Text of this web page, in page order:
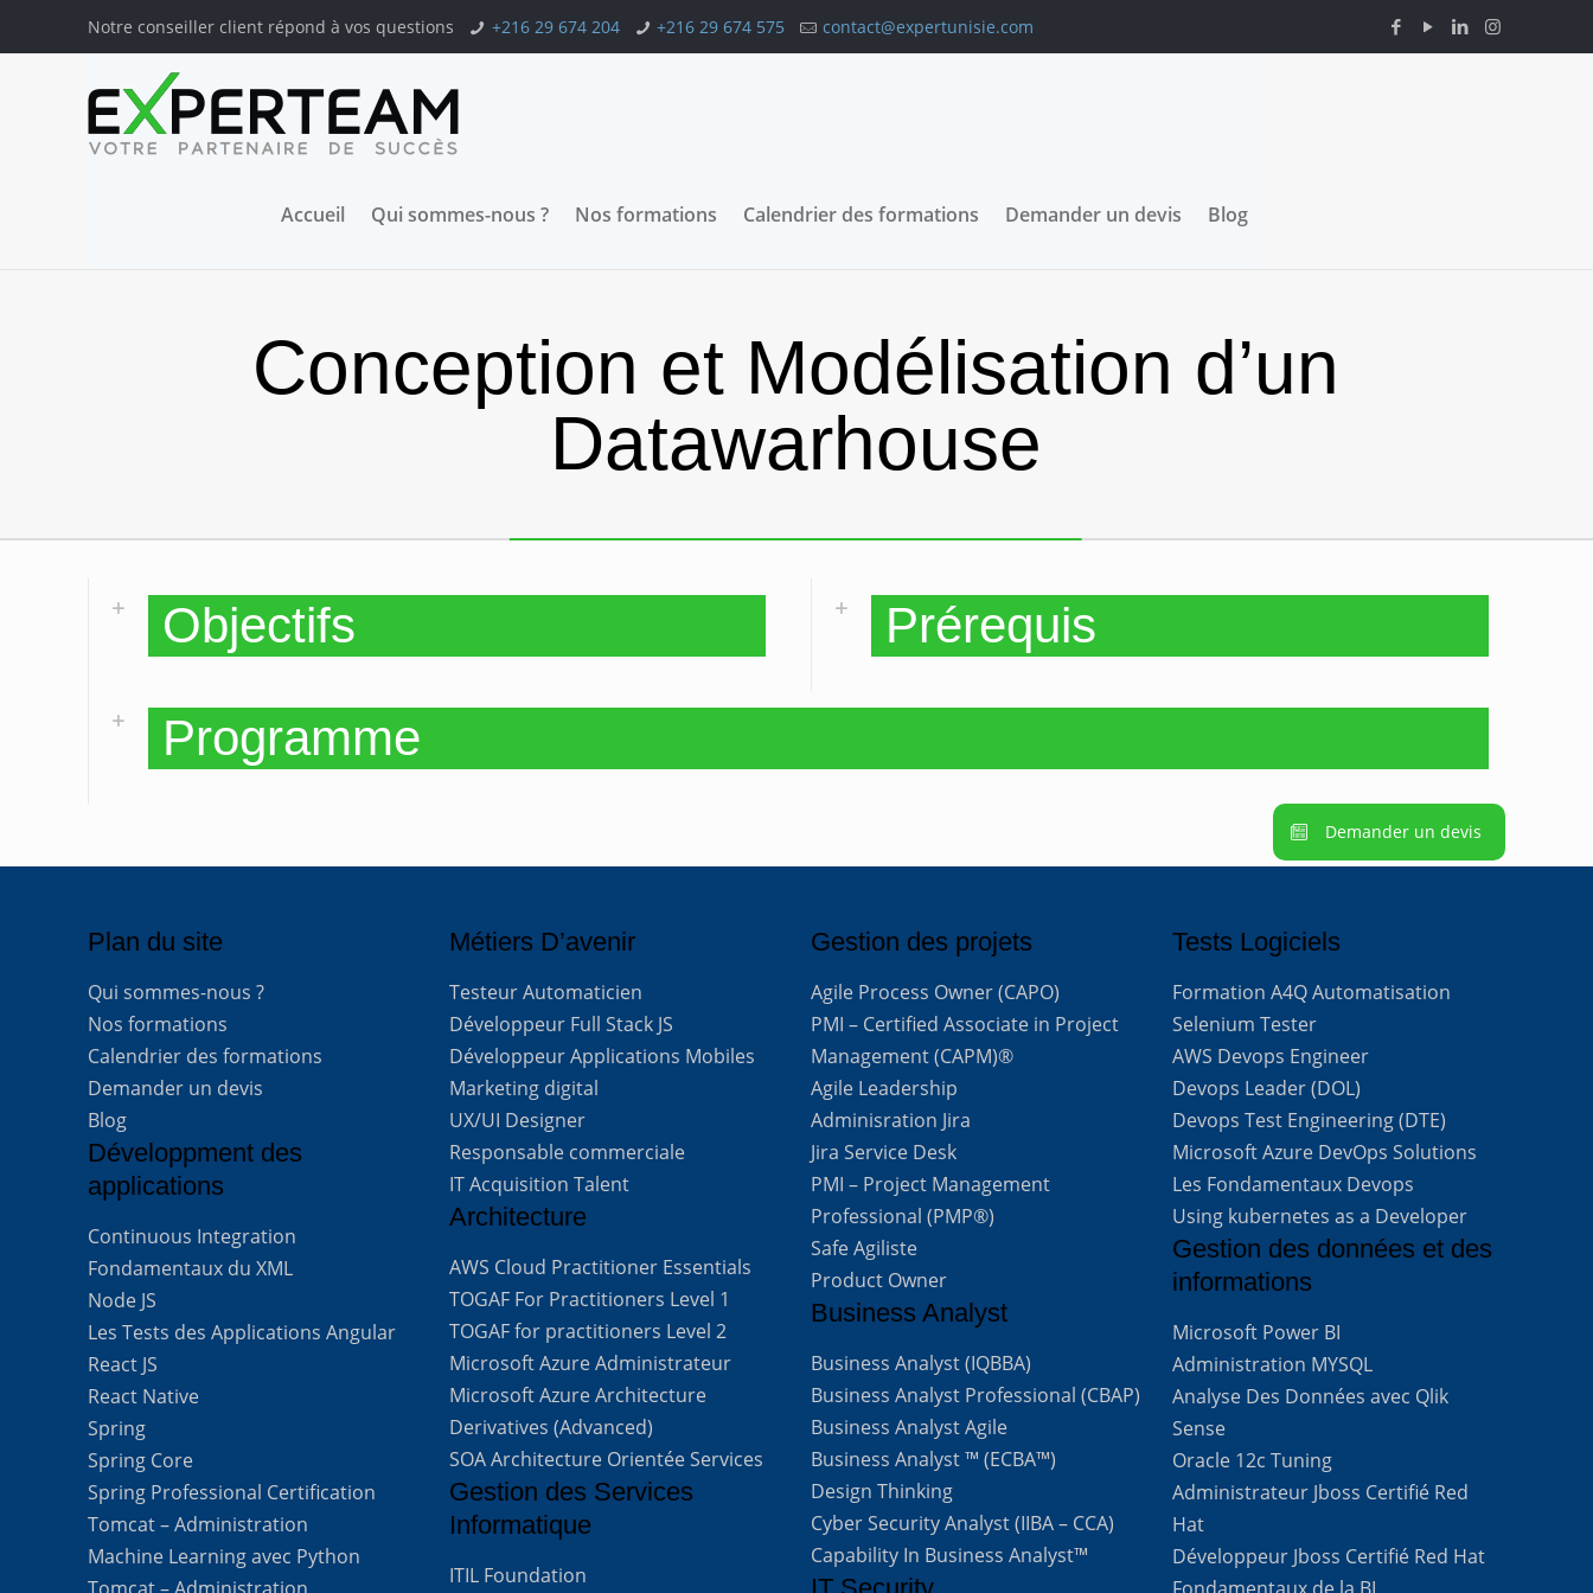
Notre conseiller client répond à vos questions +216 29 674 204 +216 29 674 575 contact@expertunisie.com
Accueil Qui sommes-nous ? Nos formations Calendrier des formations Demander un devis Blog
Conception et Modélisation d’un
Datawarhouse
Objectifs Prérequis
Programme
Demander un devis
Plan du site
Qui sommes-nous ?
Nos formations
Calendrier des formations
Demander un devis
Blog
Développment des
applications
Continuous Integration
Fondamentaux du XML
Node JS
Les Tests des Applications Angular
React JS
React Native
Spring
Spring Core
Spring Professional Certification
Tomcat – Administration
Machine Learning avec Python
Métiers D’avenir
Testeur Automaticien
Développeur Full Stack JS
Développeur Applications Mobiles
Marketing digital
UX/UI Designer
Responsable commerciale
IT Acquisition Talent
Architecture
AWS Cloud Practitioner Essentials
TOGAF For Practitioners Level 1
TOGAF for practitioners Level 2
Microsoft Azure Administrateur
Microsoft Azure Architecture
Derivatives (Advanced)
SOA Architecture Orientée Services
Gestion des Services
Informatique
ITIL Foundation
Gestion des projets
Agile Process Owner (CAPO)
PMI – Certified Associate in Project
Management (CAPM)®
Agile Leadership
Adminisration Jira
Jira Service Desk
PMI – Project Management
Professional (PMP®)
Safe Agiliste
Product Owner
Business Analyst
Business Analyst (IQBBA)
Business Analyst Professional (CBAP)
Business Analyst Agile
Business Analyst ™ (ECBA™)
Design Thinking
Cyber Security Analyst (IIBA – CCA)
Capability In Business Analyst™
Tests Logiciels
Formation A4Q Automatisation
Selenium Tester
AWS Devops Engineer
Devops Leader (DOL)
Devops Test Engineering (DTE)
Microsoft Azure DevOps Solutions
Les Fondamentaux Devops
Using kubernetes as a Developer
Gestion des données et des
informations
Microsoft Power BI
Administration MYSQL
Analyse Des Données avec Qlik
Sense
Oracle 12c Tuning
Administrateur Jboss Certifié Red
Hat
Développeur Jboss Certifié Red Hat